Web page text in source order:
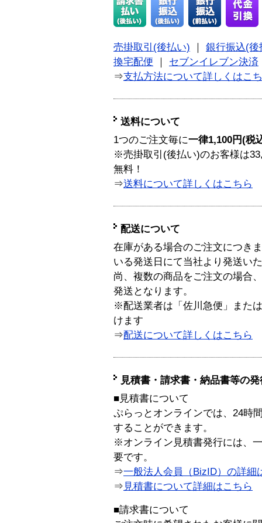
売掛取引(後払い)
銀行振込(後
換宅配便
セブンイレブン決済
⇒支払方法について詳しくはこ
送料について
1つのご注文毎に一律1,100円(税
※売掛取引(後払い)のお客様は
無料！
⇒送料について詳しくはこちら
配送について
在庫がある場合のご注文につき
いる発送日にて当社より発送い
尚、複数の商品をご注文の場合
発送となります。
※配送業者は「佐川急便」また
けます
⇒配送について詳しくはこちら
見積書・請求書・納品書等の
■見積書について
ぷらっとオンラインでは、24時
することができます。
※オンライン見積書発行には、
要です。
⇒一般法人会員（BizID）の詳細
⇒ 見積書について詳細はこちら
■請求書について